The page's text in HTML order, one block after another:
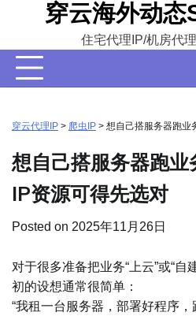
content
穿云海外动态
住宅代理IP/机房代
穿云代理IP > 爬虫IP > 想自己搭服务器跑业
想自己搭服务器跑
IP资源可得先选对
Posted on 2025年11月26日
对于很多准备把业务“上云”或“自
初的设想通常很简单：
“我租一台服务器，部署好程序，